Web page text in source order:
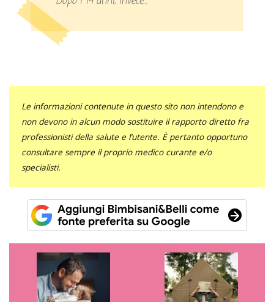
Le informazioni contenute in questo sito non intendono e
non devono in alcun modo sostituire il rapporto diretto fra
professionisti della salute e l’utente. È pertanto opportuno
consultare sempre il proprio medico curante e/o
specialisti.